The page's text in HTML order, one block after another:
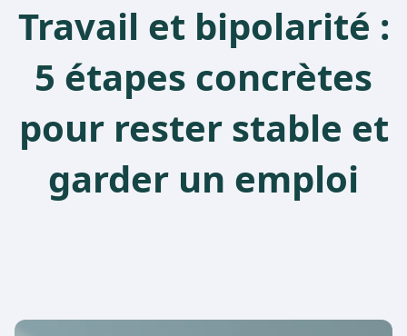
Travail et bipolarité :
5 étapes concrètes
pour rester stable et
garder un emploi